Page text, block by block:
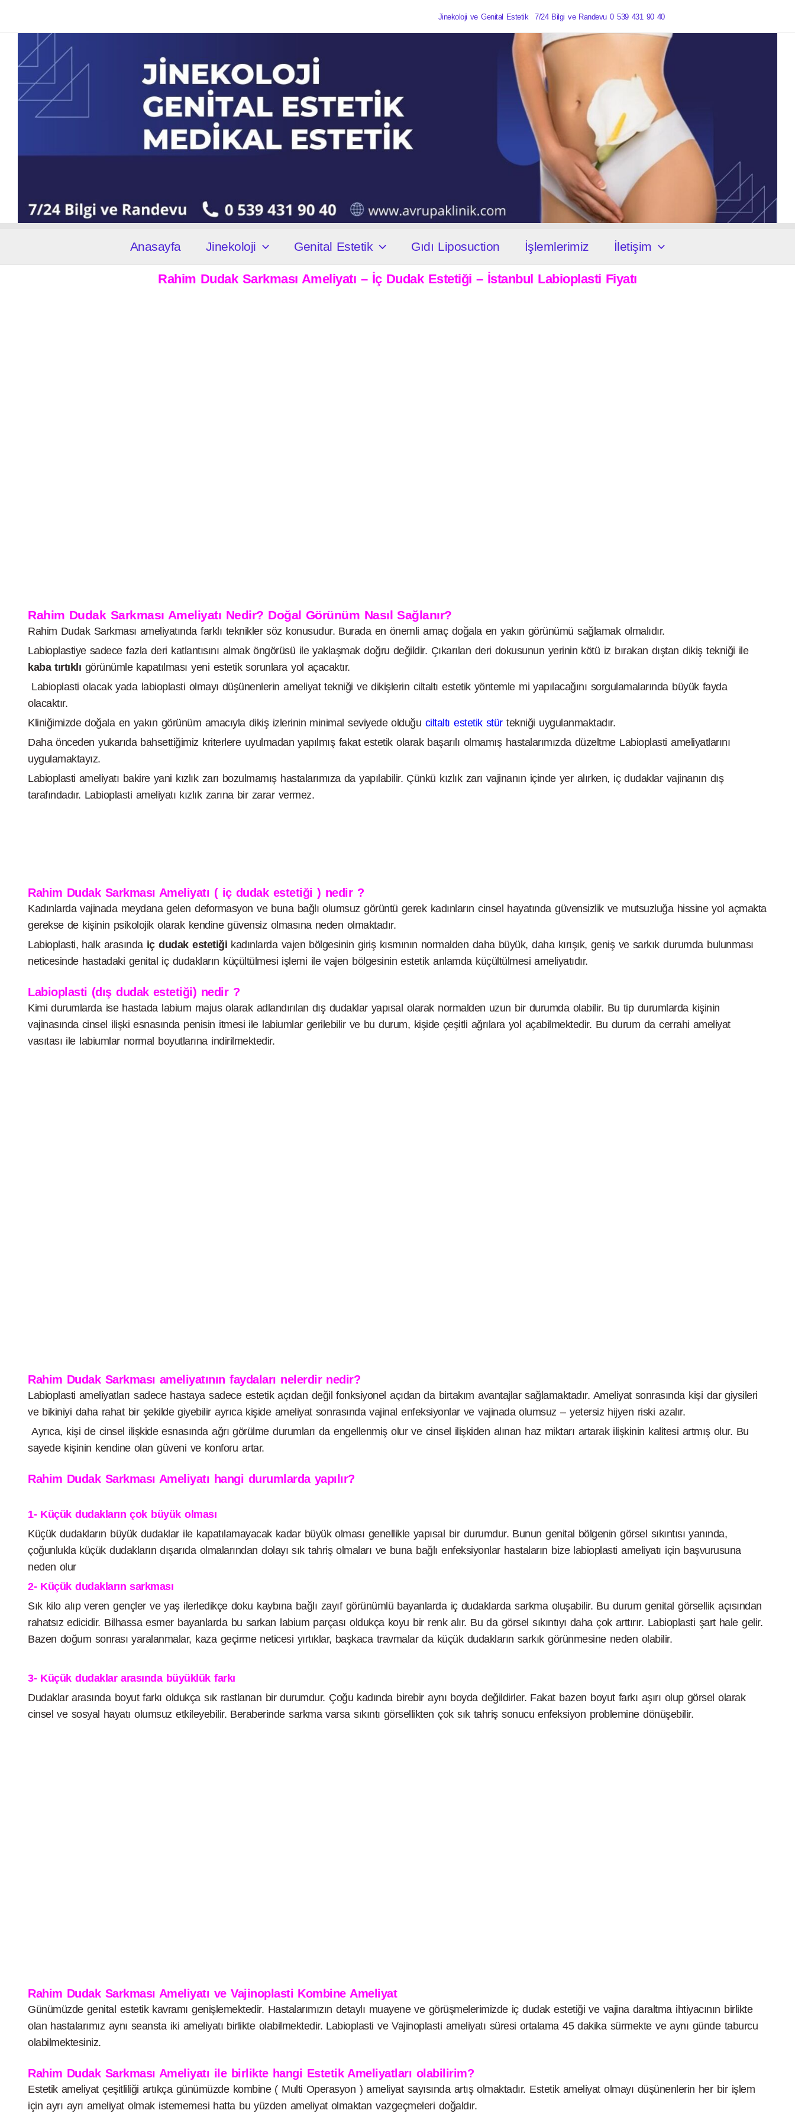
Jinekoloji ve Genital Estetik 7/24 Bilgi ve Randevu 0 539 431 90 40
Anasayfa Jinekoloji Genital Estetik Gıdı Liposuction İşlemlerimiz İletişim
Rahim Dudak Sarkması Ameliyatı – İç Dudak Estetiği – İstanbul Labioplasti Fiyatı
Rahim Dudak Sarkması Ameliyatı Nedir? Doğal Görünüm Nasıl Sağlanır?
Rahim Dudak Sarkması ameliyatında farklı teknikler söz konusudur. Burada en önemli amaç doğala en yakın görünümü sağlamak olmalıdır.
Labioplastiye sadece fazla deri katlantısını almak öngörüsü ile yaklaşmak doğru değildir. Çıkarılan deri dokusunun yerinin kötü iz bırakan dıştan dikiş tekniği ile
kaba tırtıklı görünümle kapatılması yeni estetik sorunlara yol açacaktır.
Labioplasti olacak yada labioplasti olmayı düşünenlerin ameliyat tekniği ve dikişlerin ciltaltı estetik yöntemle mi yapılacağını sorgulamalarında büyük fayda
olacaktır.
Kliniğimizde doğala en yakın görünüm amacıyla dikiş izlerinin minimal seviyede olduğu ciltaltı estetik stürtekniği uygulanmaktadır.
Daha önceden yukarıda bahsettiğimiz kriterlere uyulmadan yapılmış fakat estetik olarak başarılı olmamış hastalarımızda düzeltme Labioplasti ameliyatlarını
uygulamaktayız.
Labioplasti ameliyatı bakire yani kızlık zarı bozulmamış hastalarımıza da yapılabilir. Çünkü kızlık zarı vajinanın içinde yer alırken, iç dudaklar vajinanın dış
tarafındadır. Labioplasti ameliyatı kızlık zarına bir zarar vermez.
Rahim Dudak Sarkması Ameliyatı ( iç dudak estetiği ) nedir ?
Kadınlarda vajinada meydana gelen deformasyon ve buna bağlı olumsuz görüntü gerek kadınların cinsel hayatında güvensizlik ve mutsuzluğa hissine yol açmakta
gerekse de kişinin psikolojik olarak kendine güvensiz olmasına neden olmaktadır.
Labioplasti, halk arasında iç dudak estetiği kadınlarda vajen bölgesinin giriş kısmının normalden daha büyük, daha kırışık, geniş ve sarkık durumda bulunması
neticesinde hastadaki genital iç dudakların küçültülmesi işlemi ile vajen bölgesinin estetik anlamda küçültülmesi ameliyatıdır.
Labioplasti (dış dudak estetiği) nedir ?
Kimi durumlarda ise hastada labium majus olarak adlandırılan dış dudaklar yapısal olarak normalden uzun bir durumda olabilir. Bu tip durumlarda kişinin
vajinasında cinsel ilişki esnasında penisin itmesi ile labiumlar gerilebilir ve bu durum, kişide çeşitli ağrılara yol açabilmektedir. Bu durum da cerrahi ameliyat
vasıtası ile labiumlar normal boyutlarına indirilmektedir.
Rahim Dudak Sarkması ameliyatının faydaları nelerdir nedir?
Labioplasti ameliyatları sadece hastaya sadece estetik açıdan değil fonksiyonel açıdan da birtakım avantajlar sağlamaktadır. Ameliyat sonrasında kişi dar giysileri
ve bikiniyi daha rahat bir şekilde giyebilir ayrıca kişide ameliyat sonrasında vajinal enfeksiyonlar ve vajinada olumsuz – yetersiz hijyen riski azalır.
Ayrıca, kişi de cinsel ilişkide esnasında ağrı görülme durumları da engellenmiş olur ve cinsel ilişkiden alınan haz miktarı artarak ilişkinin kalitesi artmış olur. Bu
sayede kişinin kendine olan güveni ve konforu artar.
Rahim Dudak Sarkması Ameliyatı hangi durumlarda yapılır?
1- Küçük dudakların çok büyük olması
Küçük dudakların büyük dudaklar ile kapatılamayacak kadar büyük olması genellikle yapısal bir durumdur. Bunun genital bölgenin görsel sıkıntısı yanında,
çoğunlukla küçük dudakların dışarıda olmalarından dolayı sık tahriş olmaları ve buna bağlı enfeksiyonlar hastaların bize labioplasti ameliyatı için başvurusuna
neden olur
2- Küçük dudakların sarkması
Sık kilo alıp veren gençler ve yaş ilerledikçe doku kaybına bağlı zayıf görünümlü bayanlarda iç dudaklarda sarkma oluşabilir. Bu durum genital görsellik açısından
rahatsız edicidir. Bilhassa esmer bayanlarda bu sarkan labium parçası oldukça koyu bir renk alır. Bu da görsel sıkıntıyı daha çok arttırır. Labioplasti şart hale gelir.
Bazen doğum sonrası yaralanmalar, kaza geçirme neticesi yırtıklar, başkaca travmalar da küçük dudakların sarkık görünmesine neden olabilir.
3- Küçük dudaklar arasında büyüklük farkı
Dudaklar arasında boyut farkı oldukça sık rastlanan bir durumdur. Çoğu kadında birebir aynı boyda değildirler. Fakat bazen boyut farkı aşırı olup görsel olarak
cinsel ve sosyal hayatı olumsuz etkileyebilir. Beraberinde sarkma varsa sıkıntı görsellikten çok sık tahriş sonucu enfeksiyon problemine dönüşebilir.
Rahim Dudak Sarkması Ameliyatı ve Vajinoplasti Kombine Ameliyat
Günümüzde genital estetik kavramı genişlemektedir. Hastalarımızın detaylı muayene ve görüşmelerimizde iç dudak estetiği ve vajina daraltma ihtiyacının birlikte
olan hastalarımız aynı seansta iki ameliyatı birlikte olabilmektedir. Labioplasti ve Vajinoplasti ameliyatı süresi ortalama 45 dakika sürmekte ve aynı günde taburcu
olabilmektesiniz.
Rahim Dudak Sarkması Ameliyatı ile birlikte hangi Estetik Ameliyatları olabilirim?
Estetik ameliyat çeşitliliği artıkça günümüzde kombine ( Multi Operasyon ) ameliyat sayısında artış olmaktadır. Estetik ameliyat olmayı düşünenlerin her bir işlem
için ayrı ayrı ameliyat olmak istememesi hatta bu yüzden ameliyat olmaktan vazgeçmeleri doğaldır.